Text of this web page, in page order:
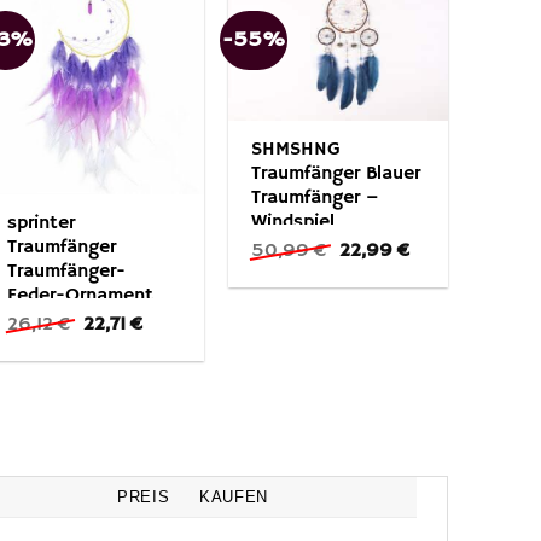
sprinter
Traumfänger
Traumfänger-
Feder-Ornament,
Farbverlauf-
Raumdekoration (1
26,12€ Ursprünglicher
Preis
war:
22,71€
ist:
-55%
SHMSHNG
Traumfänger Blauer
Traumfänger –
Windspiel
Wandbehang
50,99€ Ursprünglicher
war:
22,99€Aktueller
ist:
PREIS KAUFEN